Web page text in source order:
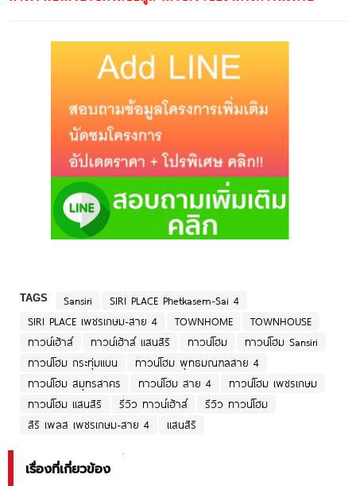
TAGS Sansiri
SIRI PLACE Phetkasem-Sai 4
SIRI PLACE เพชรเกษม-สาย 4
TOWNHOME
TOWNHOUSE
ทาวน์เฮ้าส์
ทาวน์เฮ้าส์ แสนสิริ ทาวน์โฮม
ทาวน์โฮม Sansiri
ทาวน์โฮม กระทุ่มแบน
ทาวน์โฮม พุทธมณฑลสาย 4
ทาวน์โฮม สมุทรสาคร
ทาวน์โฮม สาย 4
ทาวน์โฮม เพชรเกษม
ทาวน์โฮม แสนสิริ
รีวิว ทาวน์เฮ้าส์
รีวิว ทาวน์โฮม
สิริ เพลส เพชรเกษม-สาย 4
แสนสิริ
เรื่องที่เกี่ยวข้อง